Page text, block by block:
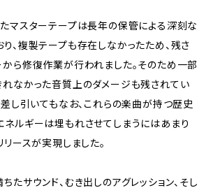
マスターテープは長年の保管による深刻な
、複製テープも存在しなかったため、残さ
ら修復作業が行われました。そのため一部
なかった音質上のダメージも残されてい
差し引いてもなお、これらの楽曲が持つ歴史
ルギーは埋もれさせてしまうにはあまり
リースが実現しました。
たサウンド、むき出しのアグレッション、そし